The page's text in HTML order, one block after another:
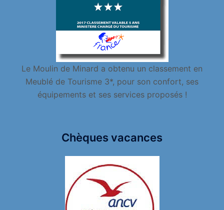
Le Moulin de Minard a obtenu un classement en
Meublé de Tourisme 3*, pour son confort, ses
équipements et ses services proposés !
Chèques vacances